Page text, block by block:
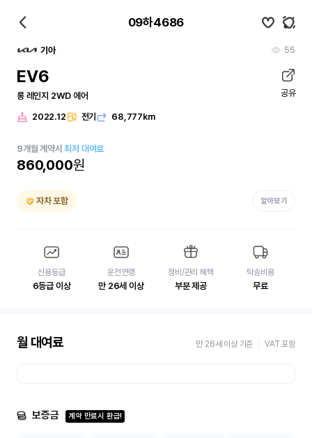
09하4686
기아 55
EV6
롱 레인지 2WD 에어 공유
2022.12 전기 68,777km
9개월 계약시최저 대여료
860,000원
자차 포함 알아보기
신용등급
6등급 이상
운전연령
만 26세 이상
정비/관리 혜택
부분 제공
탁송비용
무료
월 대여료 만 26세 이상 기준 VAT 포함
보증금 계약 만료시 환급!